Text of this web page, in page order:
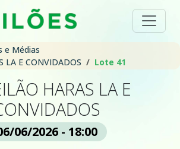
e Médias
LA E CONVIDADOS
Lote 41
HARAS LA E
06/2026 - 18:00